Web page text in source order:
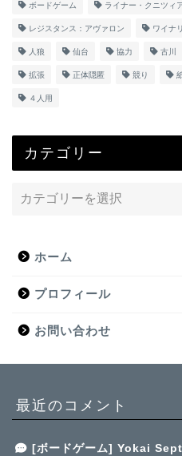
ボードゲーム ライナー・クニツィ
レジスタンス：アヴァロン ワイナ
人狼 仙台 協力 古川
拡張 正体隠匿 競り
４人用
カテゴリー
ホーム
プロフィール
お問い合わせ
最近のコメント
[ボードゲーム] Yokai